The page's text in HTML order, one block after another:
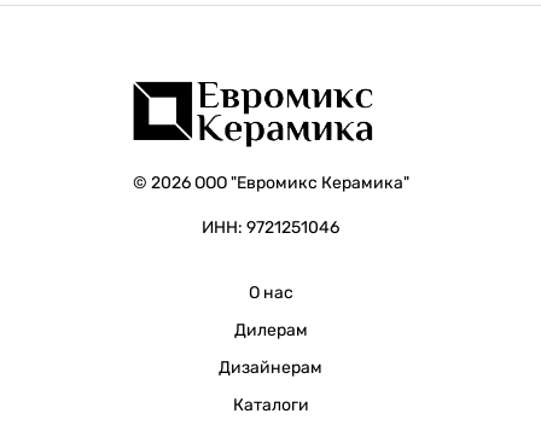
© 2026 ООО "Евромикс Керамика"
ИНН: 9721251046
О нас
Дилерам
Дизайнерам
Каталоги